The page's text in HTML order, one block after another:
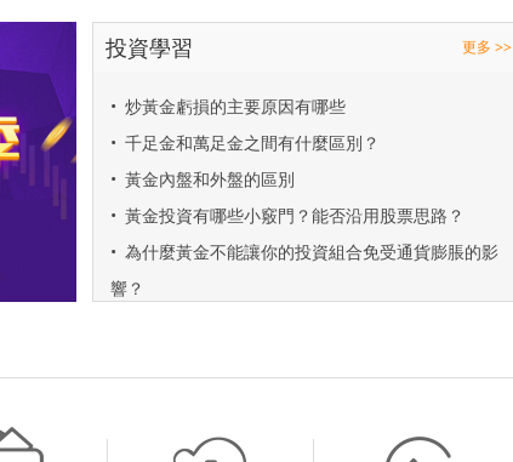
投資學習 更多 >>
• 炒黃金虧損的主要原因有哪些
• 千足金和萬足金之間有什麼區別？
• 黃金內盤和外盤的區別
• 黃金投資有哪些小竅門？能否沿用股票思路？
• 為什麼黃金不能讓你的投資組合免受通貨膨脹的影
響？